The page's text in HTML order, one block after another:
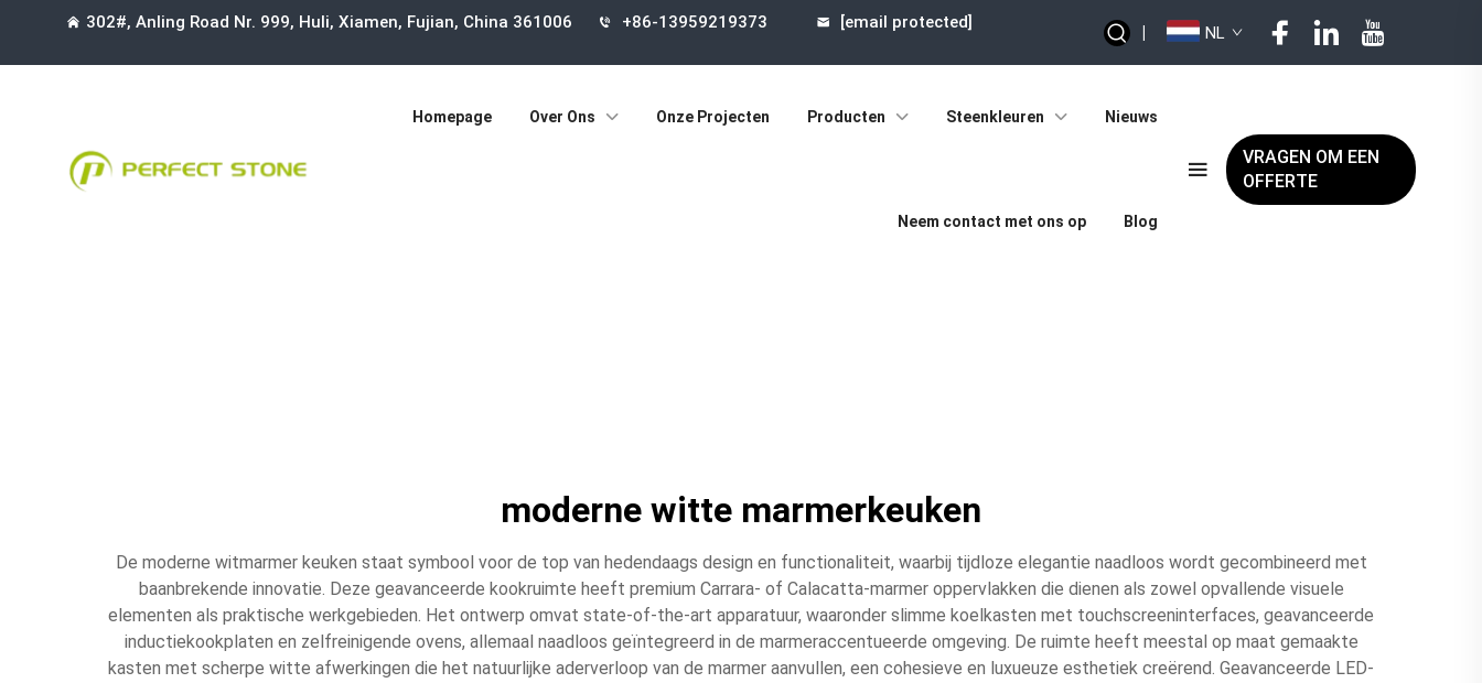
302#, Anling Road Nr. 999, Huli, Xiamen, Fujian, China 361006 +86-13959219373 [email protected] | NL
Homepage Over Ons Onze Projecten Producten Steenkleuren Nieuws
Neem contact met ons op Blog
VRAGEN OM EEN
OFFERTE
moderne witte marmerkeuken
De moderne witmarmer keuken staat symbool voor de top van hedendaags design en functionaliteit, waarbij tijdloze elegantie naadloos wordt gecombineerd met
baanbrekende innovatie. Deze geavanceerde kookruimte heeft premium Carrara- of Calacatta-marmer oppervlakken die dienen als zowel opvallende visuele
elementen als praktische werkgebieden. Het ontwerp omvat state-of-the-art apparatuur, waaronder slimme koelkasten met touchscreeninterfaces, geavanceerde
inductiekookplaten en zelfreinigende ovens, allemaal naadloos geïntegreerd in de marmeraccentueerde omgeving. De ruimte heeft meestal op maat gemaakte
kasten met scherpe witte afwerkingen die het natuurlijke aderverloop van de marmer aanvullen, een cohesieve en luxueuze esthetiek creërend. Geavanceerde LED-